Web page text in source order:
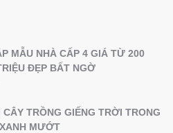
MẪU NHÀ CẤP 4 GIÁ TỪ 200
ĐẸP BẤT NGỜ
TRỒNG GIẾNG TRỜI TRONG
MƯỚT